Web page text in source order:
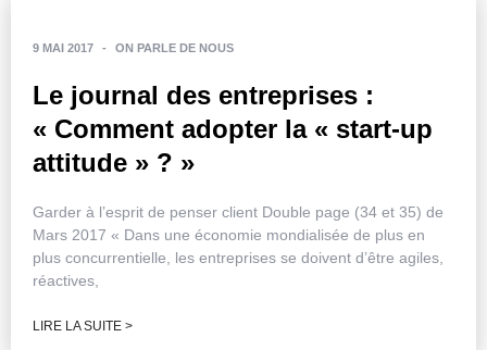
9 MAI 2017 - ON PARLE DE NOUS
Le journal des entreprises :
« Comment adopter la « start-up
attitude » ? »
Garder à l’esprit de penser client Double page (34 et 35) de
Mars 2017 « Dans une économie mondialisée de plus en
plus concurrentielle, les entreprises se doivent d’être agiles,
réactives,
LIRE LA SUITE >